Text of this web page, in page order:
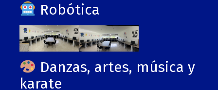
Robótica
Danzas, artes, música y
karate